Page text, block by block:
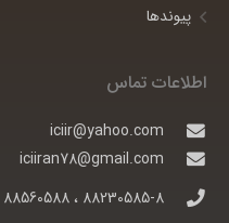
پیوندها
اطلاعات تماس
iciir@yahoo.com
iciiran78@gmail.com
88230585-8 ، 88560588 ، 88560628